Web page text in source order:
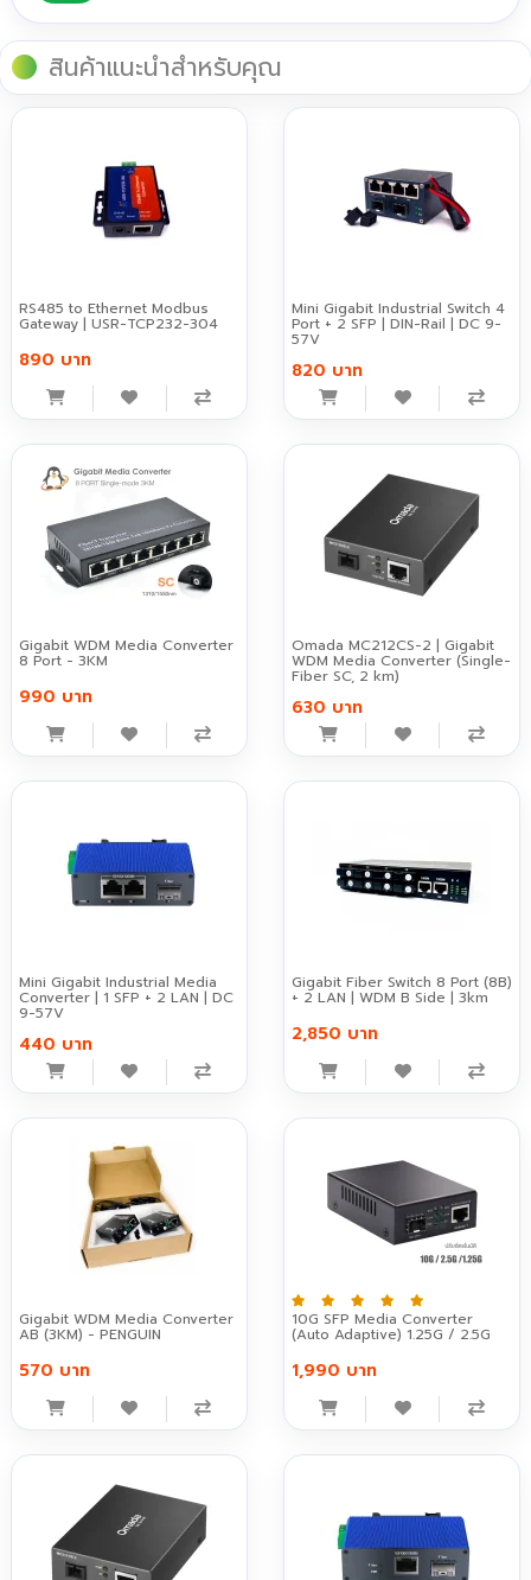
สินค้าแนะนำสำหรับคุณ
RS485 to Ethernet Modbus
Gateway | USR-TCP232-304
890 บาท
Mini Gigabit Industrial Switch 4
Port + 2 SFP | DIN-Rail | DC 9-
57V
820 บาท
Gigabit WDM Media Converter
8 Port - 3KM
990 บาท
Omada MC212CS-2 | Gigabit
WDM Media Converter (Single-
Fiber SC, 2 km)
630 บาท
Mini Gigabit Industrial Media
Converter | 1 SFP + 2 LAN | DC
9-57V
440 บาท
Gigabit Fiber Switch 8 Port (8B)
+ 2 LAN | WDM B Side | 3km
2,850 บาท
Gigabit WDM Media Converter
AB (3KM) - PENGUIN
570 บาท
10G SFP Media Converter
(Auto Adaptive) 1.25G / 2.5G
1,990 บาท